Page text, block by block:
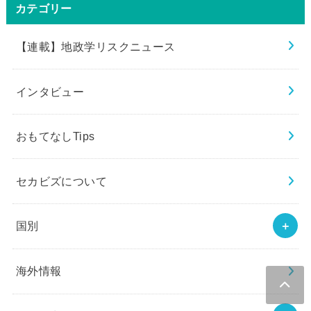
カテゴリー
【連載】地政学リスクニュース
インタビュー
おもてなしTips
セカビズについて
国別
海外情報